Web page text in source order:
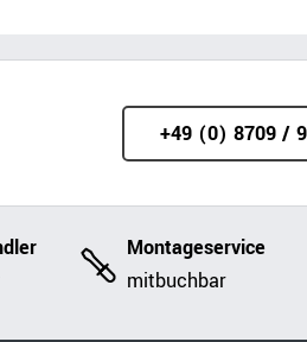
+49 (0) 8709 /
Montageservice
mitbuchbar